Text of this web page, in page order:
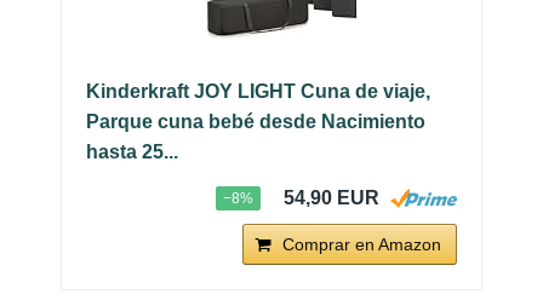
Kinderkraft JOY LIGHT Cuna de viaje,
Parque cuna bebé desde Nacimiento
hasta 25...
−8% 54,90 EUR
Comprar en Amazon